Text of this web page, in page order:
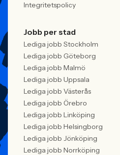
Integritetspolicy
Jobb per stad
Lediga jobb Stockholm
Lediga jobb Göteborg
Lediga jobb Malmö
Lediga jobb Uppsala
Lediga jobb Västerås
Lediga jobb Örebro
Lediga jobb Linköping
Lediga jobb Helsingborg
Lediga jobb Jönköping
Lediga jobb Norrköping